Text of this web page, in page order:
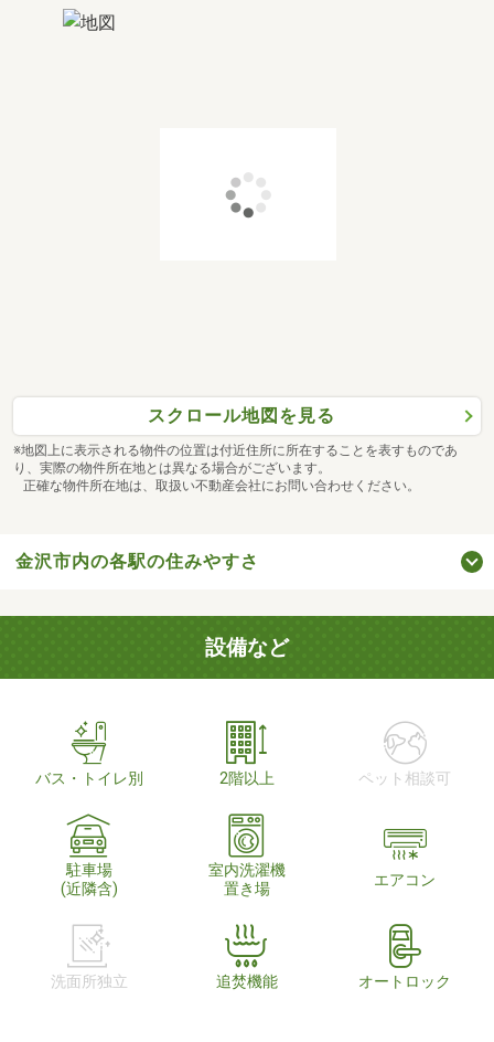
スクロール地図を見る
※地図上に表示される物件の位置は付近住所に所在することを表すものであ
り、実際の物件所在地とは異なる場合がございます。
正確な物件所在地は、取扱い不動産会社にお問い合わせください。
金沢市内の各駅の住みやすさ
設備など
バス・トイレ別 2階以上 ペット相談可
駐車場
(近隣含)
室内洗濯機
置き場
エアコン
洗面所独立 追焚機能 オートロック